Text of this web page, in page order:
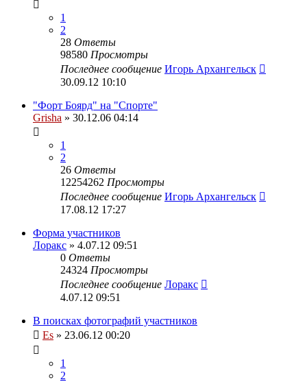
1
2
28 Ответы
98580 Просмотры
Последнее сообщение Игорь Архангельск
30.09.12 10:10
"Форт Боярд" на "Спорте"
Grisha » 30.12.06 04:14
1
2
26 Ответы
12254262 Просмотры
Последнее сообщение Игорь Архангельск
17.08.12 17:27
Форма участников
Лоракс » 4.07.12 09:51
0 Ответы
24324 Просмотры
Последнее сообщение Лоракс
4.07.12 09:51
В поисках фотографий участников
Es » 23.06.12 00:20
1
2